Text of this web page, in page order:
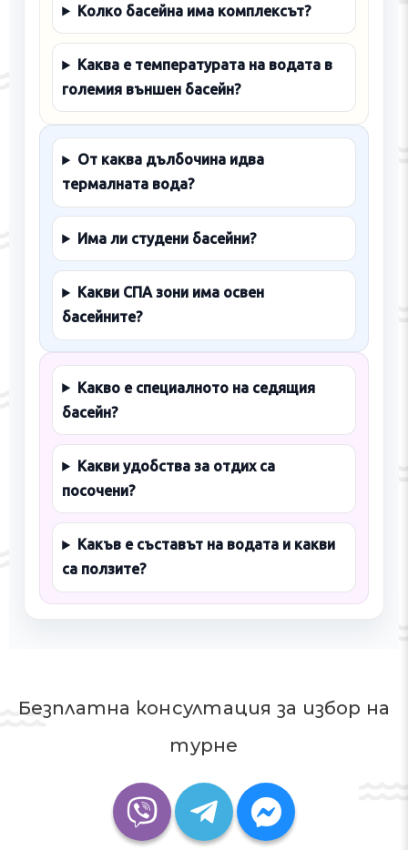
Колко басейна има комплексът?
Каква е температурата на водата в
големия външен басейн?
От каква дълбочина идва
термалната вода?
Има ли студени басейни?
Какви СПА зони има освен
басейните?
Какво е специалното на седящия
басейн?
Какви удобства за отдих са
посочени?
Какъв е съставът на водата и какви
са ползите?
Безплатна консултация за избор на
турне